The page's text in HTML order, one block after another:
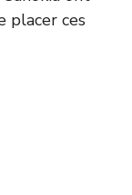
placer ces